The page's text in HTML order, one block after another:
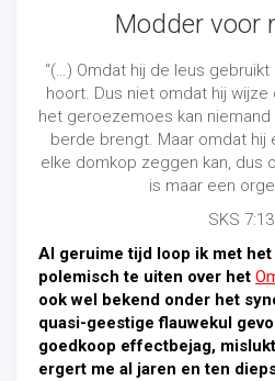
Modder voor
“(…) Omdat hij de leus
hoort. Dus niet omdat hij
het geroezemoes kan
berde brengt. Maar omdat
elke domkop zeggen kan, dus
is maar een
SKS
Al geruime tijd loop ik met
polemisch te uiten over het
ook wel bekend onder het
quasi-geestige flauwekul
goedkoop effectbejag,
ergert me al jaren en ten